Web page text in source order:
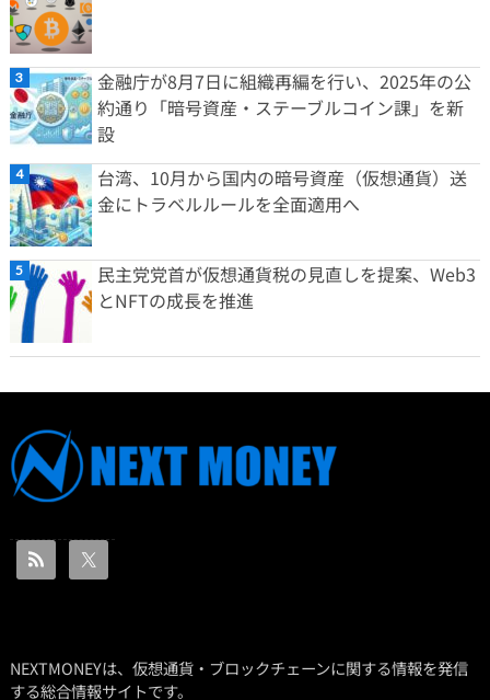
金融庁が8月7日に組織再編を行い、2025年の公
約通り「暗号資産・ステーブルコイン課」を新
設
台湾、10月から国内の暗号資産（仮想通貨）送
金にトラベルルールを全面適用へ
民主党党首が仮想通貨税の見直しを提案、Web3
とNFTの成長を推進
NEXTMONEYは、仮想通貨・ブロックチェーンに関する情報を発信
する総合情報サイトです。